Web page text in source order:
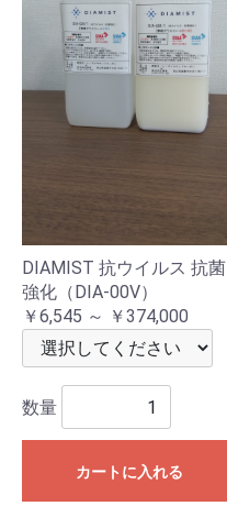
DIAMIST 抗ウイルス 抗菌
強化（DIA-00V）
￥6,545 ～ ￥374,000
数量
カートに入れる